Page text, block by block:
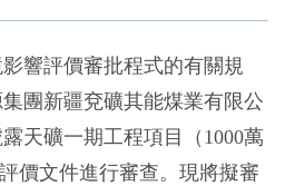
評價審批程式的有關規
團新疆兗礦其能煤業有限公
天礦一期工程項目（1000萬
價文件進行審查。現將擬審